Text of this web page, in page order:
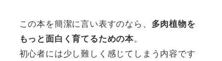
この本を簡潔に言い表すのなら、 多肉植物を
もっと面白く育てるための本。
初心者には少し難しく感じてしまう内容です